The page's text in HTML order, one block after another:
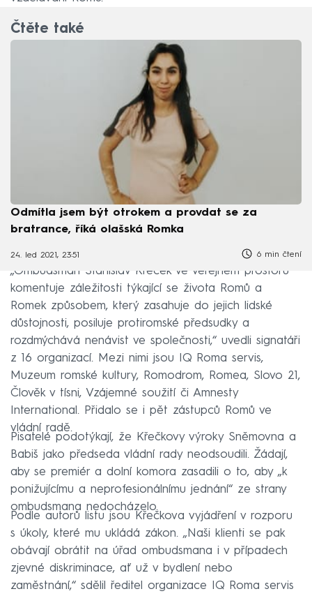
Čtěte také
Odmítla jsem být otrokem a provdat se za
bratrance, říká olašská Romka
24. led 2021, 23:51 6 min čtení
„Ombudsman Stanislav Křeček ve veřejném prostoru
komentuje záležitosti týkající se života Romů a
Romek způsobem, který zasahuje do jejich lidské
důstojnosti, posiluje protiromské předsudky a
rozdmýchává nenávist ve společnosti,“ uvedli signatáři
z 16 organizací. Mezi nimi jsou IQ Roma servis,
Muzeum romské kultury, Romodrom, Romea, Slovo 21,
Člověk v tísni, Vzájemné soužití či Amnesty
International. Přidalo se i pět zástupců Romů ve
vládní radě.
Pisatelé podotýkají, že Křečkovy výroky Sněmovna a
Babiš jako předseda vládní rady neodsoudili. Žádají,
aby se premiér a dolní komora zasadili o to, aby „k
ponižujícímu a neprofesionálnímu jednání“ ze strany
ombudsmana nedocházelo.
Podle autorů listu jsou Křečkova vyjádření v rozporu
s úkoly, které mu ukládá zákon. „Naši klienti se pak
obávají obrátit na úřad ombudsmana i v případech
zjevné diskriminace, ať už v bydlení nebo
zaměstnání,“ sdělil ředitel organizace IQ Roma servis